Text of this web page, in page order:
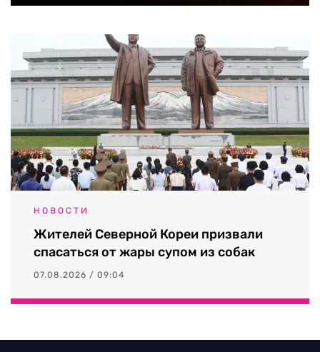
НОВОСТИ
Жителей Северной Кореи призвали
спасаться от жары супом из собак
07.08.2026 / 09:04